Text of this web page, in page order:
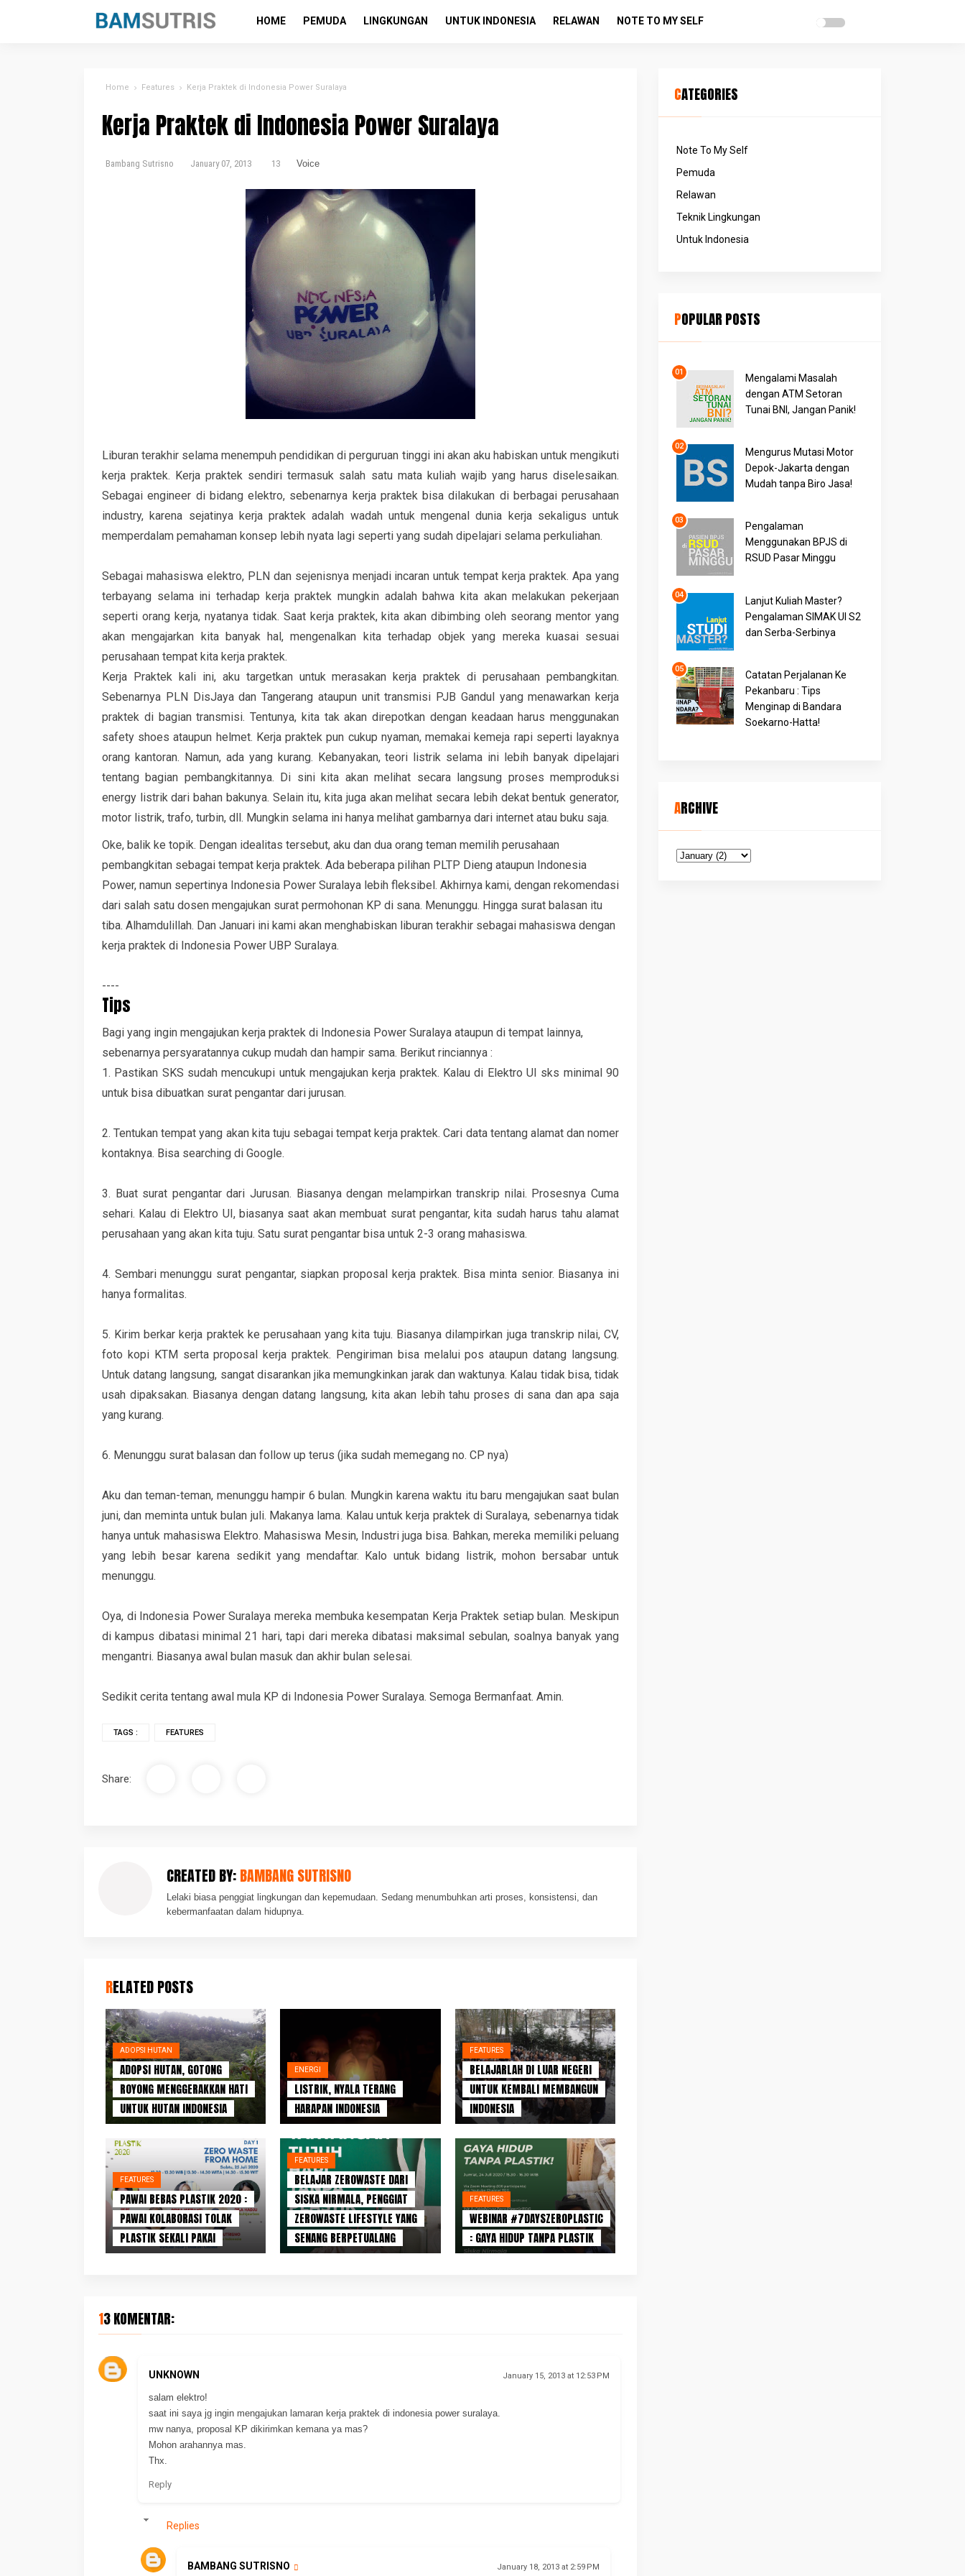
HOME PEMUDA LINGKUNGAN UNTUK INDONESIA RELAWAN NOTE TO MY SELF
Home Features Kerja Praktek di Indonesia Power Suralaya
Kerja Praktek di Indonesia Power Suralaya
Bambang Sutrisno January 07, 2013 13 Voice
Liburan terakhir selama menempuh pendidikan di perguruan tinggi ini akan aku habiskan untuk mengikuti
kerja praktek. Kerja praktek sendiri termasuk salah satu mata kuliah wajib yang harus diselesaikan.
Sebagai engineer di bidang elektro, sebenarnya kerja praktek bisa dilakukan di berbagai perusahaan
industry, karena sejatinya kerja praktek adalah wadah untuk mengenal dunia kerja sekaligus untuk
memperdalam pemahaman konsep lebih nyata lagi seperti yang sudah dipelajari selama perkuliahan.
Sebagai mahasiswa elektro, PLN dan sejenisnya menjadi incaran untuk tempat kerja praktek. Apa yang
terbayang selama ini terhadap kerja praktek mungkin adalah bahwa kita akan melakukan pekerjaan
seperti orang kerja, nyatanya tidak. Saat kerja praktek, kita akan dibimbing oleh seorang mentor yang
akan mengajarkan kita banyak hal, mengenalkan kita terhadap objek yang mereka kuasai sesuai
perusahaan tempat kita kerja praktek.
Kerja Praktek kali ini, aku targetkan untuk merasakan kerja praktek di perusahaan pembangkitan.
Sebenarnya PLN DisJaya dan Tangerang ataupun unit transmisi PJB Gandul yang menawarkan kerja
praktek di bagian transmisi. Tentunya, kita tak akan direpotkan dengan keadaan harus menggunakan
safety shoes ataupun helmet. Kerja praktek pun cukup nyaman, memakai kemeja rapi seperti layaknya
orang kantoran. Namun, ada yang kurang. Kebanyakan, teori listrik selama ini lebih banyak dipelajari
tentang bagian pembangkitannya. Di sini kita akan melihat secara langsung proses memproduksi
energy listrik dari bahan bakunya. Selain itu, kita juga akan melihat secara lebih dekat bentuk generator,
motor listrik, trafo, turbin, dll. Mungkin selama ini hanya melihat gambarnya dari internet atau buku saja.
Oke, balik ke topik. Dengan idealitas tersebut, aku dan dua orang teman memilih perusahaan
pembangkitan sebagai tempat kerja praktek. Ada beberapa pilihan PLTP Dieng ataupun Indonesia
Power, namun sepertinya Indonesia Power Suralaya lebih fleksibel. Akhirnya kami, dengan rekomendasi
dari salah satu dosen mengajukan surat permohonan KP di sana. Menunggu. Hingga surat balasan itu
tiba. Alhamdulillah. Dan Januari ini kami akan menghabiskan liburan terakhir sebagai mahasiswa dengan
kerja praktek di Indonesia Power UBP Suralaya.
----
Tips
Bagi yang ingin mengajukan kerja praktek di Indonesia Power Suralaya ataupun di tempat lainnya,
sebenarnya persyaratannya cukup mudah dan hampir sama. Berikut rinciannya :
1. Pastikan SKS sudah mencukupi untuk mengajukan kerja praktek. Kalau di Elektro UI sks minimal 90
untuk bisa dibuatkan surat pengantar dari jurusan.
2. Tentukan tempat yang akan kita tuju sebagai tempat kerja praktek. Cari data tentang alamat dan nomer
kontaknya. Bisa searching di Google.
3. Buat surat pengantar dari Jurusan. Biasanya dengan melampirkan transkrip nilai. Prosesnya Cuma
sehari. Kalau di Elektro UI, biasanya saat akan membuat surat pengantar, kita sudah harus tahu alamat
perusahaan yang akan kita tuju. Satu surat pengantar bisa untuk 2-3 orang mahasiswa.
4. Sembari menunggu surat pengantar, siapkan proposal kerja praktek. Bisa minta senior. Biasanya ini
hanya formalitas.
5. Kirim berkar kerja praktek ke perusahaan yang kita tuju. Biasanya dilampirkan juga transkrip nilai, CV,
foto kopi KTM serta proposal kerja praktek. Pengiriman bisa melalui pos ataupun datang langsung.
Untuk datang langsung, sangat disarankan jika memungkinkan jarak dan waktunya. Kalau tidak bisa, tidak
usah dipaksakan. Biasanya dengan datang langsung, kita akan lebih tahu proses di sana dan apa saja
yang kurang.
6. Menunggu surat balasan dan follow up terus (jika sudah memegang no. CP nya)
Aku dan teman-teman, menunggu hampir 6 bulan. Mungkin karena waktu itu baru mengajukan saat bulan
juni, dan meminta untuk bulan juli. Makanya lama. Kalau untuk kerja praktek di Suralaya, sebenarnya tidak
hanya untuk mahasiswa Elektro. Mahasiswa Mesin, Industri juga bisa. Bahkan, mereka memiliki peluang
yang lebih besar karena sedikit yang mendaftar. Kalo untuk bidang listrik, mohon bersabar untuk
menunggu.
Oya, di Indonesia Power Suralaya mereka membuka kesempatan Kerja Praktek setiap bulan. Meskipun
di kampus dibatasi minimal 21 hari, tapi dari mereka dibatasi maksimal sebulan, soalnya banyak yang
mengantri. Biasanya awal bulan masuk dan akhir bulan selesai.
Sedikit cerita tentang awal mula KP di Indonesia Power Suralaya. Semoga Bermanfaat. Amin.
TAGS : FEATURES
Share:
CREATED BY:BAMBANG SUTRISNO
Lelaki biasa penggiat lingkungan dan kepemudaan. Sedang menumbuhkan arti proses, konsistensi, dan
kebermanfaatan dalam hidupnya.
RELATED POSTS
ADOPSI HUTAN
ADOPSI HUTAN, GOTONG
ROYONG MENGGERAKKAN HATI
UNTUK HUTAN INDONESIA
ENERGI
LISTRIK, NYALA TERANG
HARAPAN INDONESIA
FEATURES
BELAJARLAH DI LUAR NEGERI
UNTUK KEMBALI MEMBANGUN
INDONESIA
FEATURES
PAWAI BEBAS PLASTIK 2020 :
PAWAI KOLABORASI TOLAK
PLASTIK SEKALI PAKAI
FEATURES
BELAJAR ZEROWASTE DARI
SISKA NIRMALA, PENGGIAT
ZEROWASTE LIFESTYLE YANG
SENANG BERPETUALANG
FEATURES
WEBINAR #7DAYSZEROPLASTIC
: GAYA HIDUP TANPA PLASTIK
13 KOMENTAR:
UNKNOWN January 15, 2013 at 12:53 PM
salam elektro!
saat ini saya jg ingin mengajukan lamaran kerja praktek di indonesia power suralaya.
mw nanya, proposal KP dikirimkan kemana ya mas?
Mohon arahannya mas.
Thx.
Reply
Replies
BAMBANG SUTRISNO January 18, 2013 at 2:59 PM
CATEGORIES
Note To My Self
Pemuda
Relawan
Teknik Lingkungan
Untuk Indonesia
POPULAR POSTS
Mengalami Masalah
dengan ATM Setoran
Tunai BNI, Jangan Panik!
Mengurus Mutasi Motor
Depok-Jakarta dengan
Mudah tanpa Biro Jasa!
Pengalaman
Menggunakan BPJS di
RSUD Pasar Minggu
Lanjut Kuliah Master?
Pengalaman SIMAK UI S2
dan Serba-Serbinya
Catatan Perjalanan Ke
Pekanbaru : Tips
Menginap di Bandara
Soekarno-Hatta!
ARCHIVE